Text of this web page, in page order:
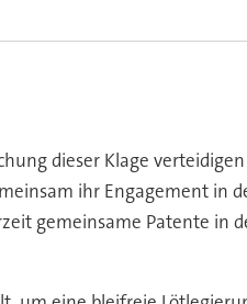
dieser Klage
ihr Engagement in
gemeinsame Patente in